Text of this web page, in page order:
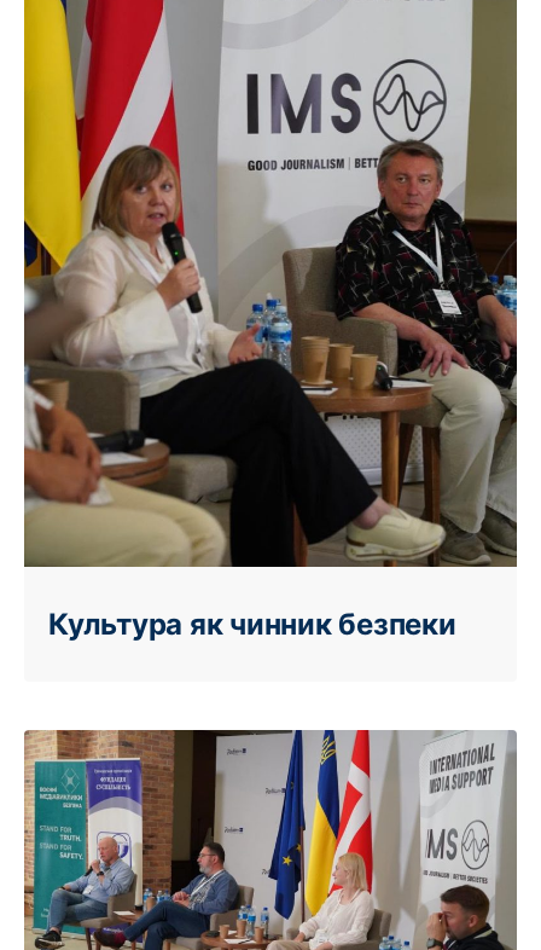
Культура як чинник безпеки